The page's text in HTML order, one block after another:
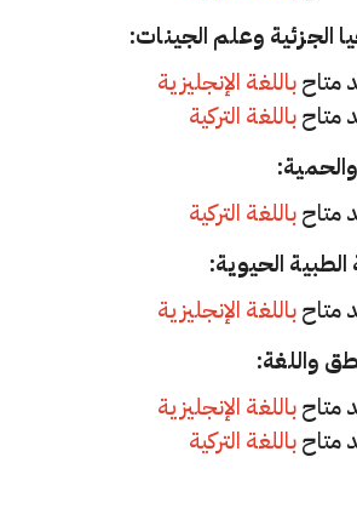
الجزئية وعلم الجينات:
باللغة الإنجليزية
باللغة التركية
باللغة التركية
الحيوية:
باللغة الإنجليزية
واللغة:
باللغة الإنجليزية
باللغة التركية